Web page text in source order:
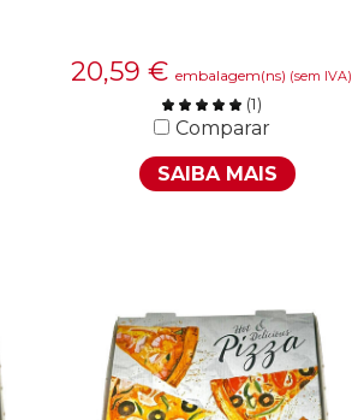
20,59 € embalagem(ns) (sem IVA)
(1)
Comparar
SAIBA MAIS